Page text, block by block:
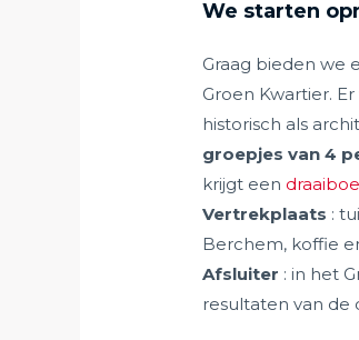
We starten
Graag bieden we
Groen Kwartier.
historisch als
groepjes van 4
krijgt een
Vertrekplaats :
Berchem, koffie
Afsluiter : in het
resultaten van de